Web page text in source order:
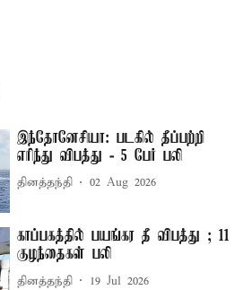
இந்தோனேசியா: படகில் தீப்பற்றி
எரிந்து விபத்து - 5 பேர் பலி
தினத்தந்தி 02 Aug 2026
காப்பகத்தில் பயங்கர தீ விபத்து ; 11
குழந்தைகள் பலி
தினத்தந்தி 19 Jul 2026